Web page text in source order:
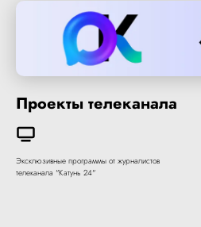
Проекты телеканала
Эксклюзивные программы от журналистов
телеканала "Катунь 24"